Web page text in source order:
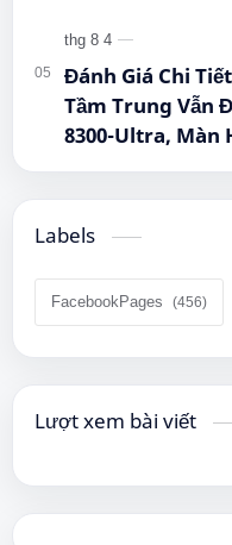
Đánh Giá Chi
Tầm Trung Vẫn
8300-Ultra, Màn
Labels
FacebookPages
Lượt xem bài viết